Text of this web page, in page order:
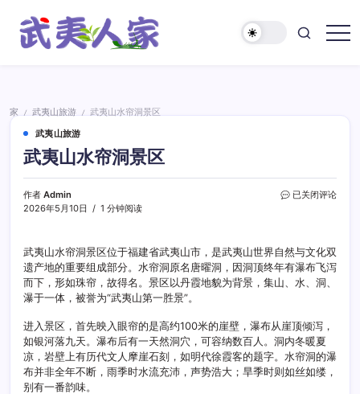
家
家 / 武夷山旅游 /
武夷山水帘洞景区
武夷山旅游
武夷山水帘洞景区
作者 Admin
2026年5月10日
1 分钟阅读
武
帘
洞
景
区
已关闭评论
武夷山水帘洞景区位于福建省武夷山市，是武夷山世界自然与文化双
遗产地的重要组成部分。水帘洞原名唐曜洞，因洞顶终年有瀑布飞泻
而下，形如珠帘，故得名。景区以丹霞地貌为背景，集山、水、洞、
瀑于一体，被誉为“武夷山第一胜景”。
进入景区，首先映入眼帘的是高约100米的崖壁，瀑布从崖顶倾泻，
如银河落九天。瀑布后有一天然洞穴，可容纳数百人。洞内冬暖夏
凉，岩壁上有历代文人摩崖石刻，如明代徐霞客的题字。水帘洞的瀑
布并非全年不断，雨季时水流充沛，声势浩大；旱季时则如丝如缕，
别有一番韵味。